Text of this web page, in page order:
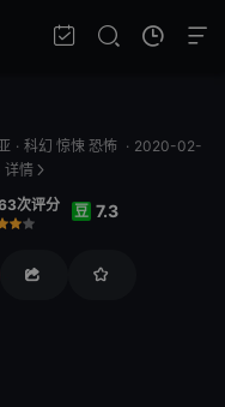
· 科幻 惊悚 恐怖 · 2020-02-
详情
次评分 豆 7.3